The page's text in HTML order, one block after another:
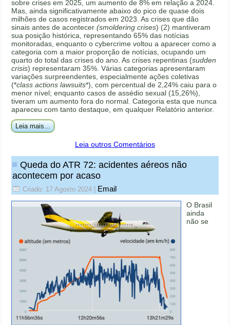
sobre crises em 2025, um aumento de 8% em relação a 2024.
Mas, ainda significativamente abaixo do pico de quase dois
milhões de casos registrados em 2023. As crises que dão
sinais antes de acontecer(smoldering crises) (2) mantiveram
sua posição histórica, representando 65% das notícias
monitoradas, enquanto o cybercrime voltou a aparecer como a
categoria com a maior proporção de notícias, ocupando um
quarto do total das crises do ano. As crises repentinas (sudden
crisis) representaram 35%. Várias categorias apresentaram
variações surpreendentes, especialmente ações coletivas
(*class actions lawsuits*), com percentual de 2,24% caiu para o
menor nível; enquanto casos de assédio sexual (15,26%),
tiveram um aumento fora do normal. Categoria esta que nunca
apareceu com tanto destaque, em qualquer Relatório anterior.
Leia mais...
Leia outros Comentários
Queda do ATR 72: acidentes aéreos não
acontecem por acaso
Criado: 17 Agosto 2024 Email
O Brasil
ainda
não se